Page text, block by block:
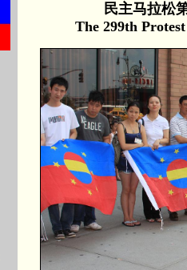
民主马拉松
The 299th